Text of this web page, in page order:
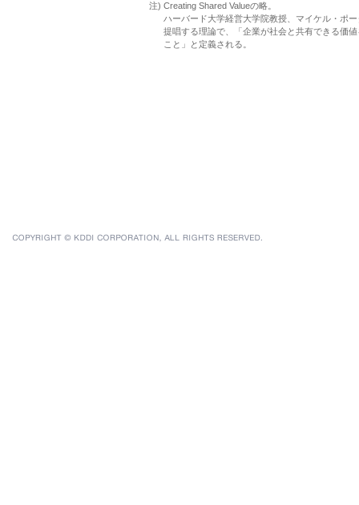
注) Creating Shared Valueの略。
ハーバード大学経営大学院教授、マイケル・ポ
提唱する理論で、「企業が社会と共有できる価
こと」と定義される。